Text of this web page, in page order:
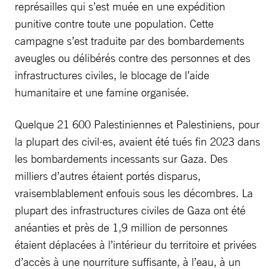
représailles qui s’est muée en une expédition
punitive contre toute une population. Cette
campagne s’est traduite par des bombardements
aveugles ou délibérés contre des personnes et des
infrastructures civiles, le blocage de l’aide
humanitaire et une famine organisée.
Quelque 21 600 Palestiniennes et Palestiniens, pour
la plupart des civil·es, avaient été tués fin 2023 dans
les bombardements incessants sur Gaza. Des
milliers d’autres étaient portés disparus,
vraisemblablement enfouis sous les décombres. La
plupart des infrastructures civiles de Gaza ont été
anéanties et près de 1,9 million de personnes
étaient déplacées à l’intérieur du territoire et privées
d’accès à une nourriture suffisante, à l’eau, à un